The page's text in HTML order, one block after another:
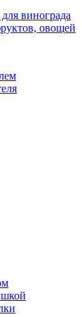
винограда
овощей